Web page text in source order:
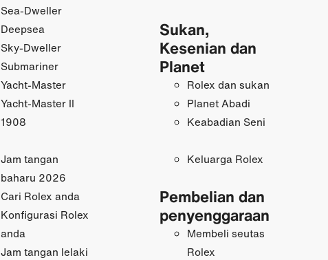
Sea-Dweller
Deepsea
Sky-Dweller
Submariner
Yacht-Master
Yacht-Master II
1908
Jam tangan
baharu 2026
Cari Rolex anda
Konfigurasi Rolex
anda
Jam tangan lelaki
Sukan,
Kesenian dan
Planet
Rolex dan sukan
Planet Abadi
Keabadian Seni
Keluarga Rolex
Pembelian dan
penyenggaraan
Membeli seutas
Rolex